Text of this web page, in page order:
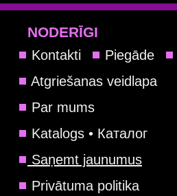
NODERĪGI
Kontakti Piegāde
Atgriešanas veidlapa
Par mums
Katalogs • Каталог
Saņemt jaunumus
Privātuma politika